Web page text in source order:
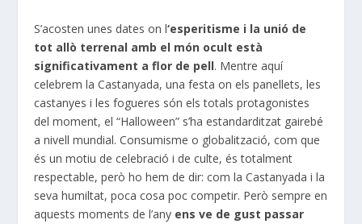
S’acosten unes dates on l‘esperitisme i la unió de
tot allò terrenal amb el món ocult està
significativament a flor de pell. Mentre aquí
celebrem la Castanyada, una festa on els panellets, les
castanyes i les fogueres són els totals protagonistes
del moment, el “Halloween” s’ha estandarditzat gairebé
a nivell mundial. Consumisme o globalització, com que
és un motiu de celebració i de culte, és totalment
respectable, però ho hem de dir: com la Castanyada i la
seva humiltat, poca cosa poc competir. Però sempre en
aquests moments de l’any ens ve de gust passar